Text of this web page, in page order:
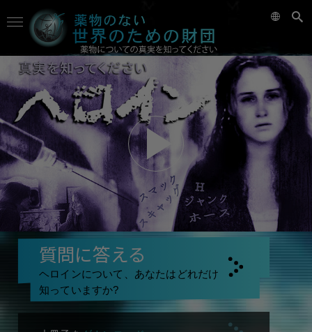
質問に答える
ヘロインについて、あなたはどれだけ
知っていますか?